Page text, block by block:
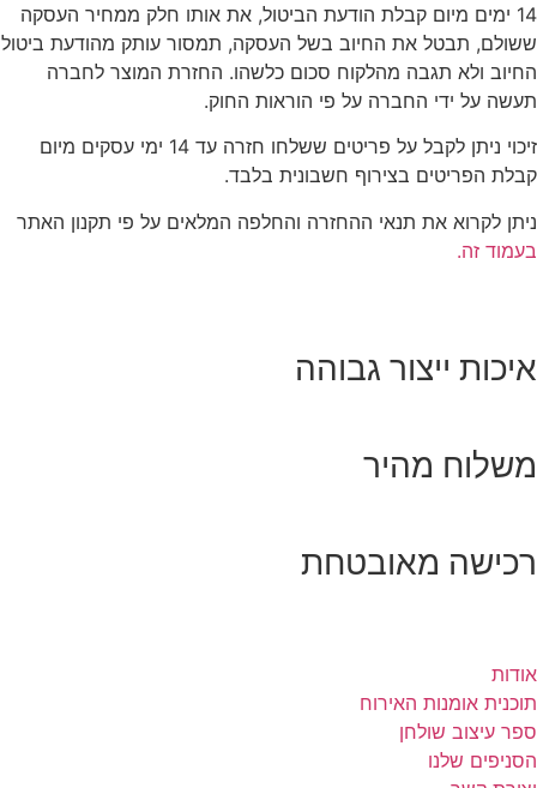
14 ימים מיום קבלת הודעת הביטול, את אותו חלק ממחיר העסקה
ששולם, תבטל את החיוב בשל העסקה, תמסור עותק מהודעת ביטול
החיוב ולא תגבה מהלקוח סכום כלשהו. החזרת המוצר לחברה
תעשה על ידי החברה על פי הוראות החוק.
זיכוי ניתן לקבל על פריטים ששלחו חזרה עד 14 ימי עסקים מיום
קבלת הפריטים בצירוף חשבונית בלבד.
ניתן לקרוא את תנאי ההחזרה והחלפה המלאים על פי תקנון האתר
בעמוד זה.
איכות ייצור גבוהה
משלוח מהיר
רכישה מאובטחת
אודות
תוכנית אומנות האירוח
ספר עיצוב שולחן
הסניפים שלנו